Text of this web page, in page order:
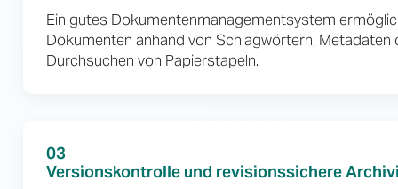
Ein gutes Dokumentenmanagementsystem
Dokumenten anhand von Schlagwörtern,
Durchsuchen von Papierstapeln.
03
Versionskontrolle und revisionssichere